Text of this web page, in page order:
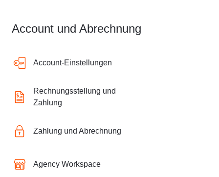
Account und Abrechnung
Account-Einstellungen
Rechnungsstellung und
Zahlung
Zahlung und Abrechnung
Agency Workspace